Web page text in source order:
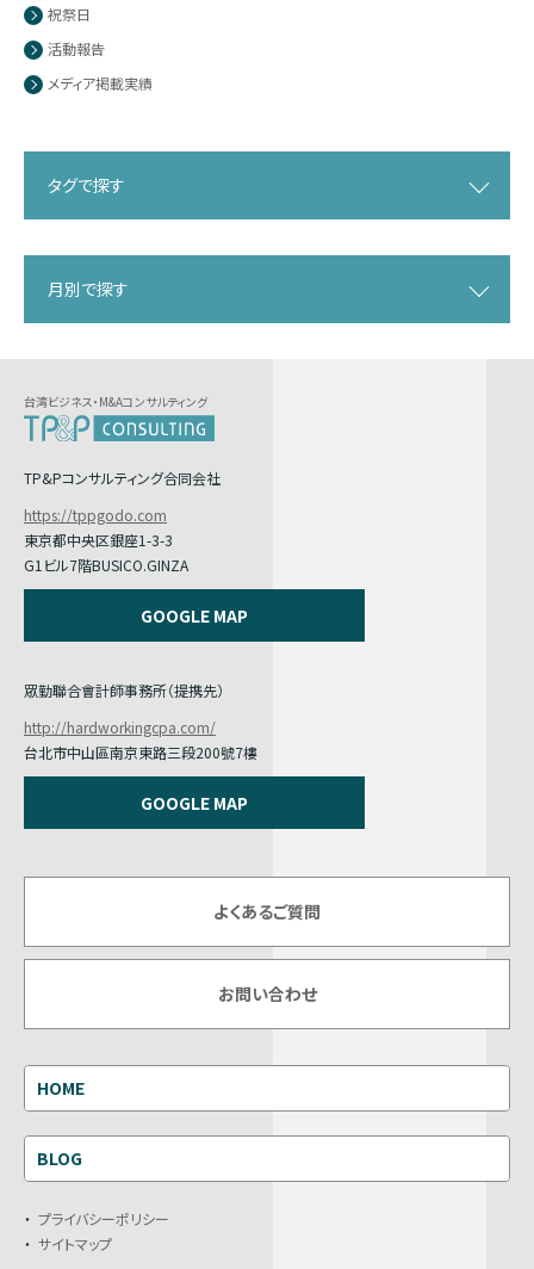
祝祭日
活動報告
メディア掲載実績
タグで探す
月別で探す
台湾ビジネス・M&Aコンサルティング
TP&Pコンサルティング合同会社
https://tppgodo.com
東京都中央区銀座1-3-3
G1ビル7階BUSICO.GINZA
GOOGLE MAP
眾勤聯合會計師事務所（提携先）
http://hardworkingcpa.com/
台北市中山區南京東路三段200號7樓
GOOGLE MAP
よくあるご質問
お問い合わせ
HOME
BLOG
プライバシーポリシー
サイトマップ